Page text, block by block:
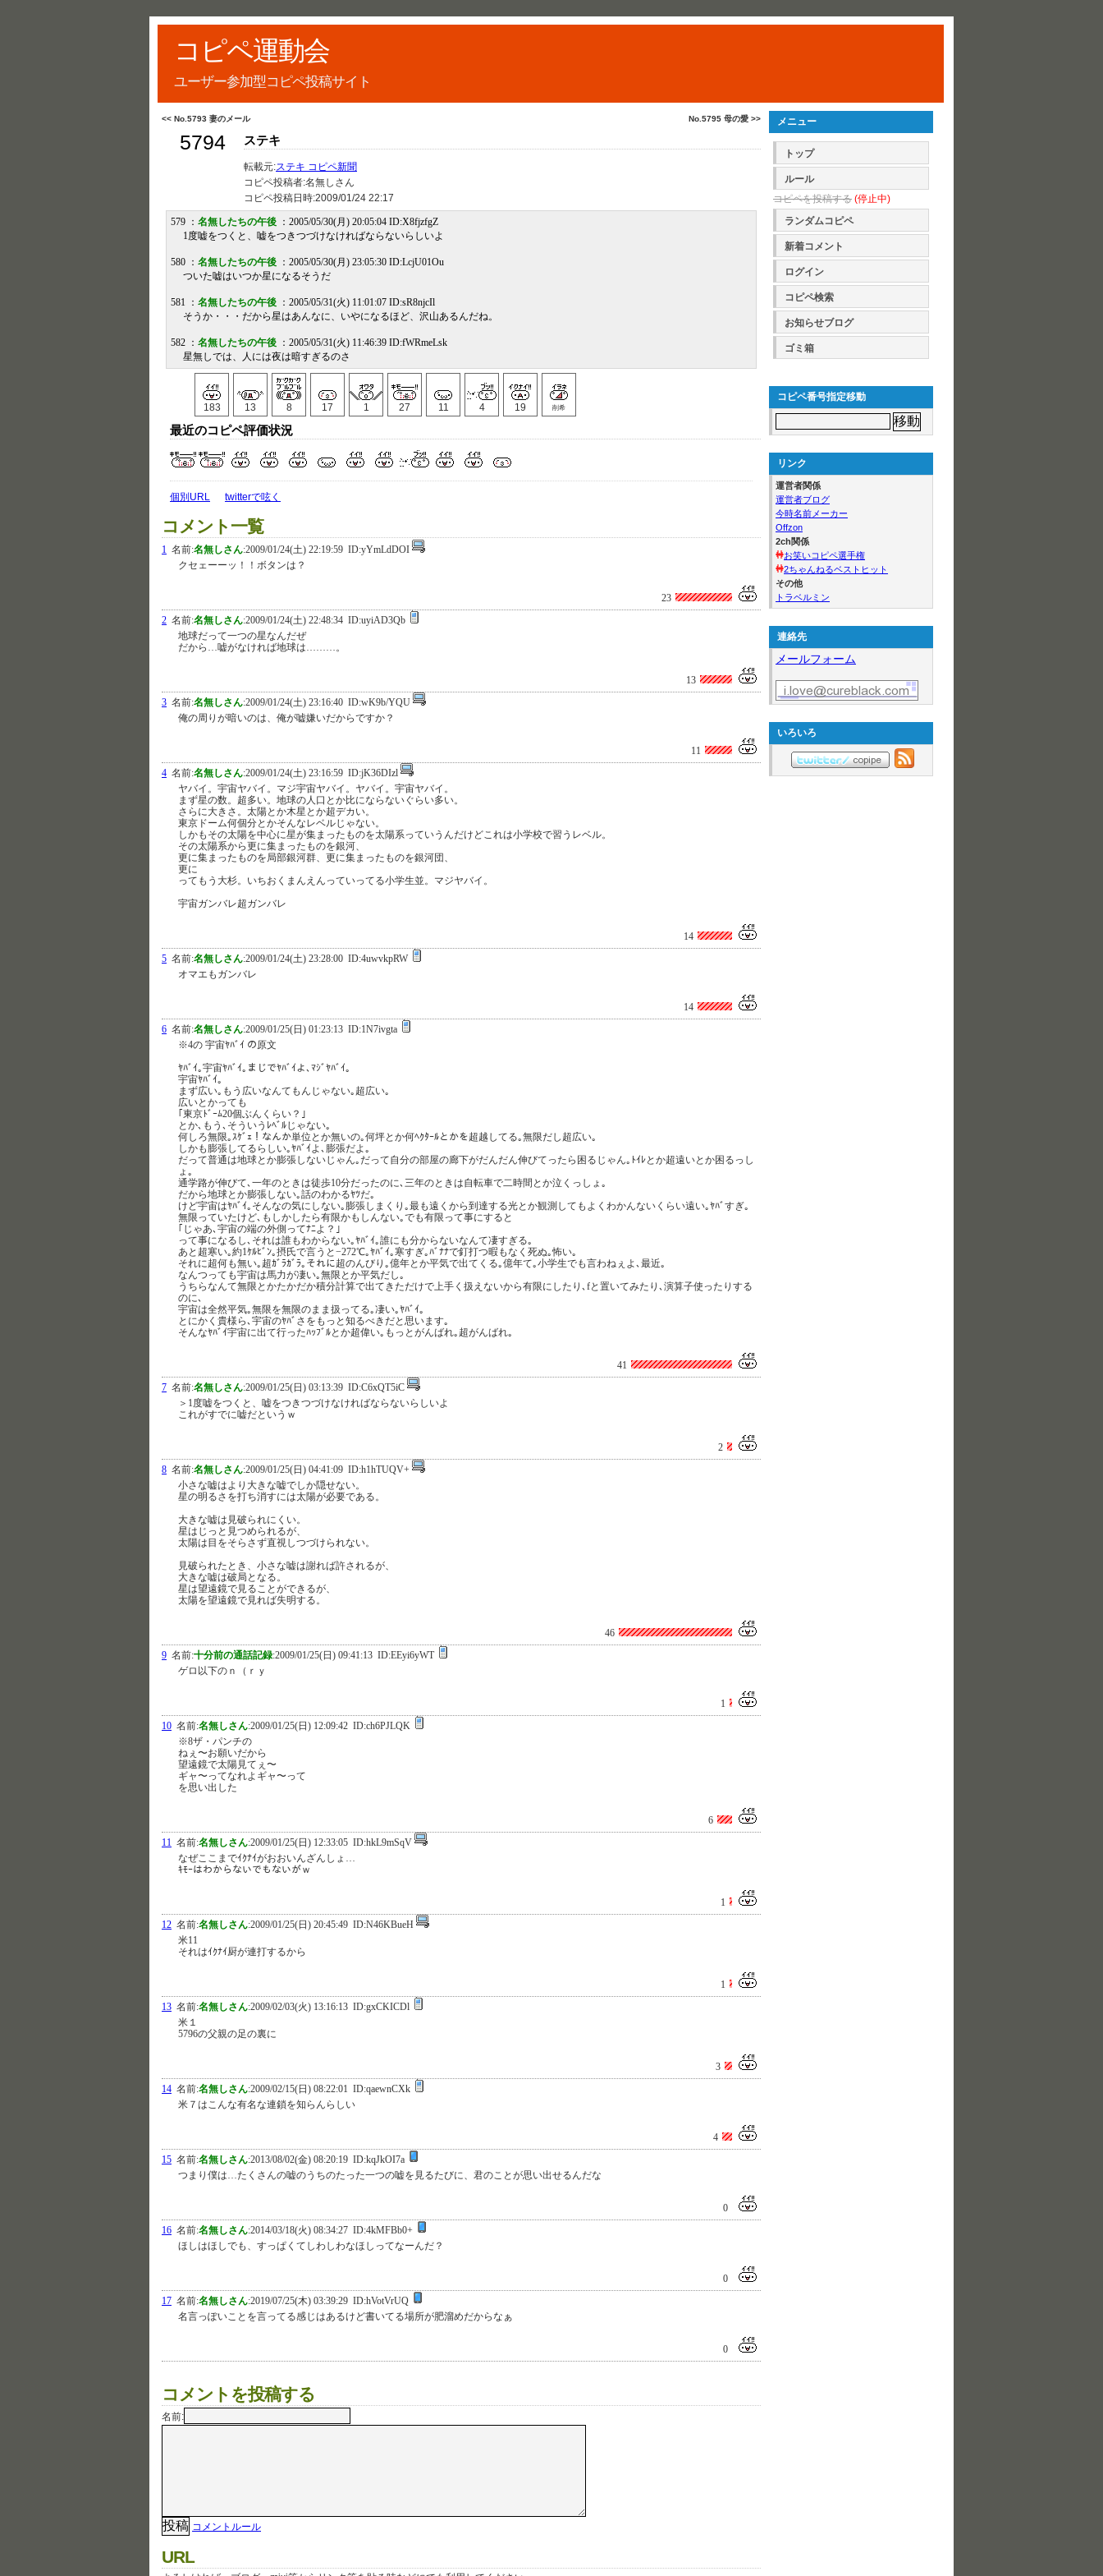
コピペ運動会
ユーザー参加型コピペ投稿サイト
No.5795 母の愛 >>
<< No.5793 妻のメール
5794 ステキ
転載元:ステキ コピペ新聞
コピペ投稿者:名無しさん
コピペ投稿日時:2009/01/24 22:17
579 ： 名無したちの午後 ：2005/05/30(月) 20:05:04 ID:X8fjzfgZ
1度嘘をつくと、嘘をつきつづけなければならないらしいよ
580 ： 名無したちの午後 ：2005/05/30(月) 23:05:30 ID:LcjU01Ou
ついた嘘はいつか星になるそうだ
581 ： 名無したちの午後 ：2005/05/31(火) 11:01:07 ID:sR8njcIl
そうか・・・だから星はあんなに、いやになるほど、沢山あるんだね。
582 ： 名無したちの午後 ：2005/05/31(火) 11:46:39 ID:fWRmeLsk
星無しでは、人には夜は暗すぎるのさ
183 13 8 17 1 27 11 4 19 削希
最近のコピペ評価状況
個別URL twitterで呟く
コメント一覧
1 名前:名無しさん:2009/01/24(土) 22:19:59 ID:yYmLdDOI
クセェーーッ！！ボタンは？
23
2 名前:名無しさん:2009/01/24(土) 22:48:34 ID:uyiAD3Qb
地球だって一つの星なんだぜ
だから…嘘がなければ地球は………。
13
3 名前:名無しさん:2009/01/24(土) 23:16:40 ID:wK9b/YQU
俺の周りが暗いのは、俺が嘘嫌いだからですか？
11
4 名前:名無しさん:2009/01/24(土) 23:16:59 ID:jK36DIzl
ヤバイ。宇宙ヤバイ。マジ宇宙ヤバイ。ヤバイ。宇宙ヤバイ。
まず星の数。超多い。地球の人口とか比にならないぐらい多い。
さらに大きさ。太陽とか木星とか超デカい。
東京ドーム何個分とかそんなレベルじゃない。
しかもその太陽を中心に星が集まったものを太陽系っていうんだけどこれは小学校で習うレベル。
その太陽系から更に集まったものを銀河、
更に集まったものを局部銀河群、更に集まったものを銀河団、
更に
ってもう大杉。いちおくまんえんっていってる小学生並。マジヤバイ。
宇宙ガンバレ超ガンバレ
14
5 名前:名無しさん:2009/01/24(土) 23:28:00 ID:4uwvkpRW
オマエもガンバレ
14
6 名前:名無しさん:2009/01/25(日) 01:23:13 ID:1N7ivgta
※4の 宇宙ﾔﾊﾞｲ の原文
ﾔﾊﾞｲ｡宇宙ﾔﾊﾞｲ｡まじでﾔﾊﾞｲよ､ﾏｼﾞﾔﾊﾞｲ｡
宇宙ﾔﾊﾞｲ｡
まず広い｡もう広いなんてもんじゃない｡超広い｡
広いとかっても
｢東京ﾄﾞｰﾑ20個ぶんくらい？｣
とか､もう､そういうﾚﾍﾞﾙじゃない｡
何しろ無限｡ｽｹﾞｪ！なんか単位とか無いの｡何坪とか何ﾍｸﾀｰﾙとかを超越してる｡無限だし超広い｡
しかも膨張してるらしい｡ﾔﾊﾞｲよ､膨張だよ｡
だって普通は地球とか膨張しないじゃん｡だって自分の部屋の廊下がだんだん伸びてったら困るじゃん｡ﾄｲﾚとか超遠いとか困るっし
ょ｡
通学路が伸びて､一年のときは徒歩10分だったのに､三年のときは自転車で二時間とか泣くっしょ｡
だから地球とか膨張しない｡話のわかるﾔﾂだ｡
けど宇宙はﾔﾊﾞｲ｡そんなの気にしない｡膨張しまくり｡最も遠くから到達する光とか観測してもよくわかんないくらい遠い｡ﾔﾊﾞすぎ｡
無限っていたけど､もしかしたら有限かもしんない｡でも有限って事にすると
｢じゃあ､宇宙の端の外側ってﾅﾆよ？｣
って事になるし､それは誰もわからない｡ﾔﾊﾞｲ｡誰にも分からないなんて凄すぎる｡
あと超寒い｡約1ｹﾙﾋﾞﾝ｡摂氏で言うと−272℃｡ﾔﾊﾞｲ｡寒すぎ｡ﾊﾞﾅﾅで釘打つ暇もなく死ぬ｡怖い｡
それに超何も無い｡超ｶﾞﾗｶﾞﾗ｡それに超のんびり｡億年とか平気で出てくる｡億年て｡小学生でも言わねぇよ､最近｡
なんつっても宇宙は馬力が凄い｡無限とか平気だし｡
うちらなんて無限とかたかだか積分計算で出てきただけで上手く扱えないから有限にしたり､fと置いてみたり､演算子使ったりする
のに､
宇宙は全然平気｡無限を無限のまま扱ってる｡凄い｡ﾔﾊﾞｲ｡
とにかく貴様ら､宇宙のﾔﾊﾞさをもっと知るべきだと思います｡
そんなﾔﾊﾞｲ宇宙に出て行ったﾊｯﾌﾞﾙとか超偉い｡もっとがんばれ｡超がんばれ｡
41
7 名前:名無しさん:2009/01/25(日) 03:13:39 ID:C6xQT5iC
＞1度嘘をつくと、嘘をつきつづけなければならないらしいよ
これがすでに嘘だというｗ
2
8 名前:名無しさん:2009/01/25(日) 04:41:09 ID:h1hTUQV+
小さな嘘はより大きな嘘でしか隠せない。
星の明るさを打ち消すには太陽が必要である。
大きな嘘は見破られにくい。
星はじっと見つめられるが、
太陽は目をそらさず直視しつづけられない。
見破られたとき、小さな嘘は謝れば許されるが、
大きな嘘は破局となる。
星は望遠鏡で見ることができるが、
太陽を望遠鏡で見れば失明する。
46
9 名前:十分前の通話記録:2009/01/25(日) 09:41:13 ID:EEyi6yWT
ゲロ以下のｎ（ｒｙ
1
10 名前:名無しさん:2009/01/25(日) 12:09:42 ID:ch6PJLQK
※8ザ・パンチの
ねぇ〜お願いだから
望遠鏡で太陽見てぇ〜
ギャ〜ってなれよギャ〜って
を思い出した
6
11 名前:名無しさん:2009/01/25(日) 12:33:05 ID:hkL9mSqV
なぜここまでｲｸﾅｲがおおいんざんしょ…
ｷﾓｰはわからないでもないがｗ
1
12 名前:名無しさん:2009/01/25(日) 20:45:49 ID:N46KBueH
米11
それはｲｸﾅｲ厨が連打するから
1
13 名前:名無しさん:2009/02/03(火) 13:16:13 ID:gxCKICDl
米１
5796の父親の足の裏に
3
14 名前:名無しさん:2009/02/15(日) 08:22:01 ID:qaewnCXk
米７はこんな有名な連鎖を知らんらしい
4
15 名前:名無しさん:2013/08/02(金) 08:20:19 ID:kqJkOI7a
つまり僕は…たくさんの嘘のうちのたった一つの嘘を見るたびに、君のことが思い出せるんだな
0
16 名前:名無しさん:2014/03/18(火) 08:34:27 ID:4kMFBb0+
ほしはほしでも、すっぱくてしわしわなほしってなーんだ？
0
17 名前:名無しさん:2019/07/25(木) 03:39:29 ID:hVotVrUQ
名言っぽいことを言ってる感じはあるけど書いてる場所が肥溜めだからなぁ
0
コメントを投稿する
名前:
コメントルール
URL
メニュー
トップ
ルール
コピペを投稿する (停止中)
ランダムコピペ
新着コメント
ログイン
コピペ検索
お知らせブログ
ゴミ箱
コピペ番号指定移動
リンク
運営者関係
運営者ブログ
今時名前メーカー
Offzon
2ch関係
お笑いコピペ選手権
2ちゃんねるベストヒット
その他
トラベルミン
連絡先
メールフォーム
いろいろ